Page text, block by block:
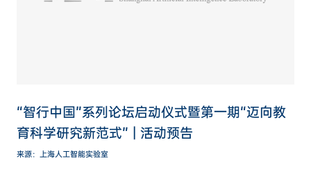
“智行中国”系列论坛启动仪式暨第一期“迈向教
育科学研究新范式” | 活动预告
来源：上海人工智能实验室